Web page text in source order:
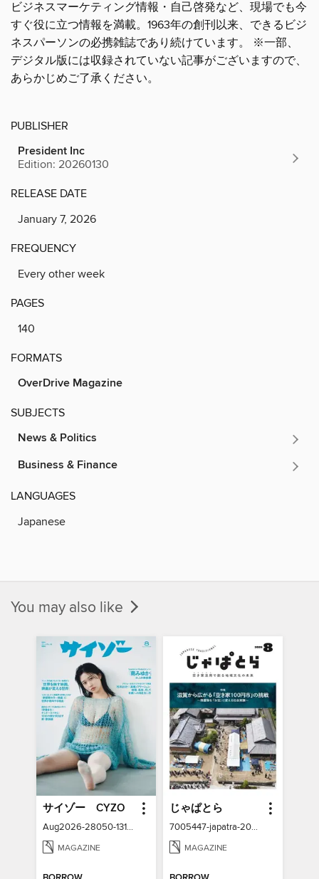
ビジネスマーケティング情報・自己啓発など、現場でも今
すぐ役に立つ情報を満載。1963年の創刊以来、できるビジ
ネスパーソンの必携雑誌であり続けています。 ※一部、
デジタル版には収録されていない記事がございますので、
あらかじめご了承ください。
PUBLISHER
President Inc
Edition: 20260130
RELEASE DATE
January 7, 2026
FREQUENCY
Every other week
PAGES
140
FORMATS
OverDrive Magazine
SUBJECTS
News & Politics
Business & Finance
LANGUAGES
Japanese
You may also like
サイゾー CYZO
Aug2026-28050-131186266-001-001
MAGAZINE
じゃぱとら
7005447-japatra-2026-08
MAGAZINE